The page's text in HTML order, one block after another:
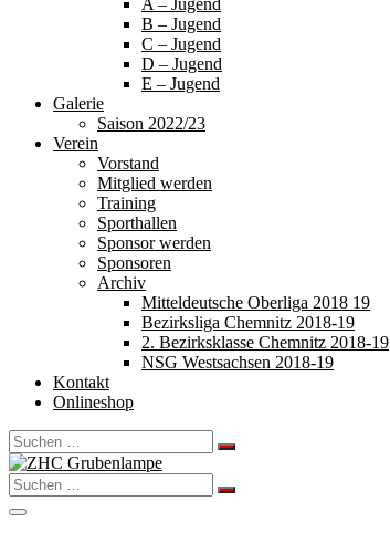
A – Jugend
B – Jugend
C – Jugend
D – Jugend
E – Jugend
Galerie
Saison 2022/23
Verein
Vorstand
Mitglied werden
Training
Sporthallen
Sponsor werden
Sponsoren
Archiv
Mitteldeutsche Oberliga 2018 19
Bezirksliga Chemnitz 2018-19
2. Bezirksklasse Chemnitz 2018-19
NSG Westsachsen 2018-19
Kontakt
Onlineshop
Search
for:
Search
for: